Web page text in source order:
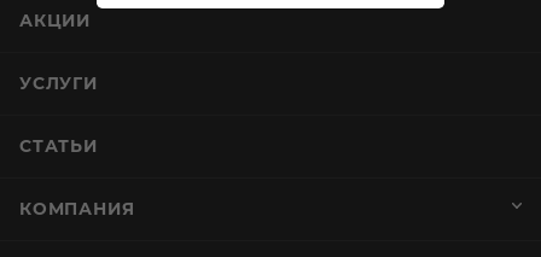
АКЦИИ
УСЛУГИ
СТАТЬИ
КОМПАНИЯ